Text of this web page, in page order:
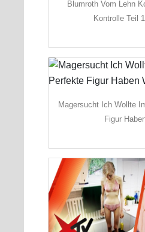
Blumroth Vom Lehn
Kontrolle Teil
Magersucht Ich Wollte
Figur